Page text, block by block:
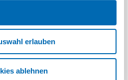
erlauben
ablehnen